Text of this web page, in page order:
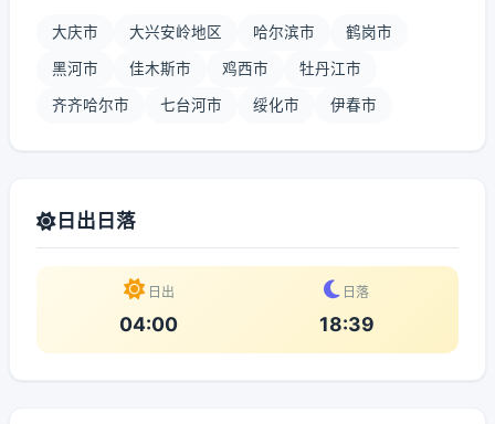
大庆市 大兴安岭地区 哈尔滨市 鹤岗市
黑河市 佳木斯市 鸡西市 牡丹江市
齐齐哈尔市 七台河市 绥化市 伊春市
日出日落
日出
04:00
日落
18:39